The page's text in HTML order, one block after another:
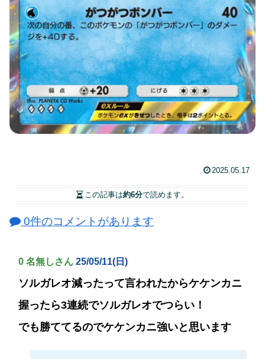
2025.05.17
この記事は約6分で読めます。
0件のコメントがあります
0 名無しさん 25/05/11(日)
ソルガレオ減ったって言われたからケケンカニ
握ったら3連続でソルガレオでつらい！
でも勝ててるのでケケンカニ強いと思います